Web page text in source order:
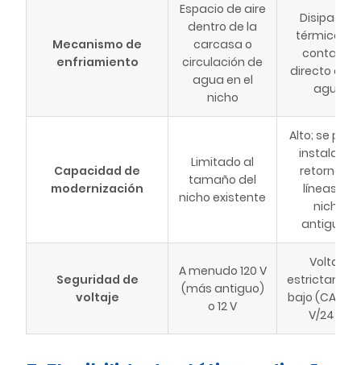
Mecanismo de
enfriamiento
Espacio de aire
dentro de la
carcasa o
circulación de
agua en el
nicho
Disipación
térmica
contacto
directo con
agua
Capacidad de
modernización
Limitado al
tamaño del
nicho existente
Alto; se
instalar en
retornos o
líneas de
nicho
antiguas.
Seguridad de
voltaje
A menudo 120 V
(más antiguo)
o 12 V
Voltaje
bajo (CA/CC
V/24 V)